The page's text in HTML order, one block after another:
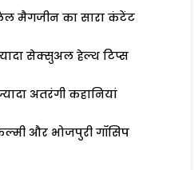
मैगजीन का सारा कंटेंट
सेक्सुअल हेल्थ टिप्स
अतरंगी कहानियां
और भोजपुरी गॉसिप